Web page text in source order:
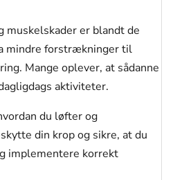
muskelskader er blandt de
mindre forstrækninger til
Mange oplever, at sådanne
aktiviteter.
du løfter og
din krop og sikre, at du
implementere korrekt